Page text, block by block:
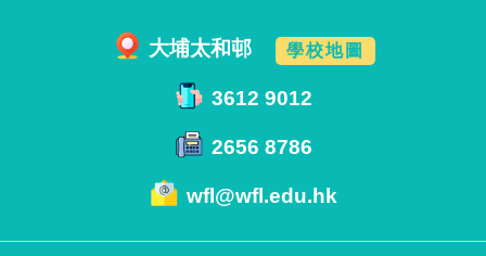
大埔太和邨 學校地圖
3612 9012
2656 8786
wfl@wfl.edu.hk